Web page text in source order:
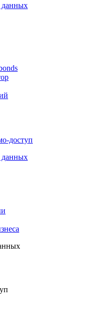
данных
доступ
данных